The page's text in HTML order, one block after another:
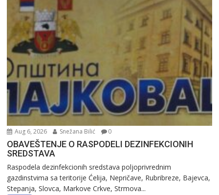
Aug 6, 2026 Snežana Bilić 0
OBAVEŠTENJE O RASPODELI DEZINFEKCIONIH
SREDSTAVA
Raspodela dezinfekcionih sredstava poljoprivrednim
gazdinstvima sa teritorije Ćelija, Nepričave, Rubribreze, Bajevca,
Stepanja, Slovca, Markove Crkve, Strmova...